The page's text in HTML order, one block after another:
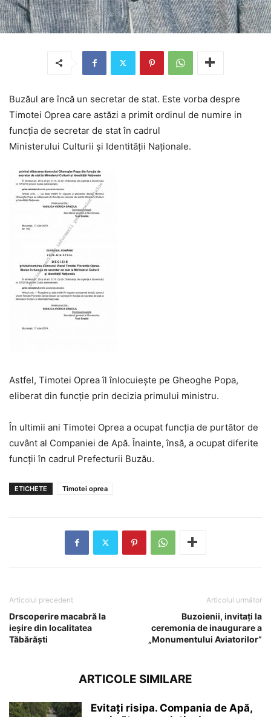
Buzăul are încă un secretar de stat. Este vorba despre
Timotei Oprea care astăzi a primit ordinul de numire in
funcția de secretar de stat în cadrul
Ministerului Culturii și Identității Naționale.
Astfel, Timotei Oprea îl înlocuiește pe Gheoghe Popa,
eliberat din funcție prin decizia primului ministru.
În ultimii ani Timotei Oprea a ocupat funcția de purtător de
cuvânt al Companiei de Apă. Înainte, însă, a ocupat diferite
funcții în cadrul Prefecturii Buzău.
ETICHETE Timotei oprea
Articolul precedent
Drscoperire macabră la
ieșire din localitatea
Tăbărăști
Articolul următor
Buzoienii, invitați la
ceremonia de inaugurare a
„Monumentului Aviatorilor”
ARTICOLE SIMILARE
Evitați risipa. Compania de Apă,